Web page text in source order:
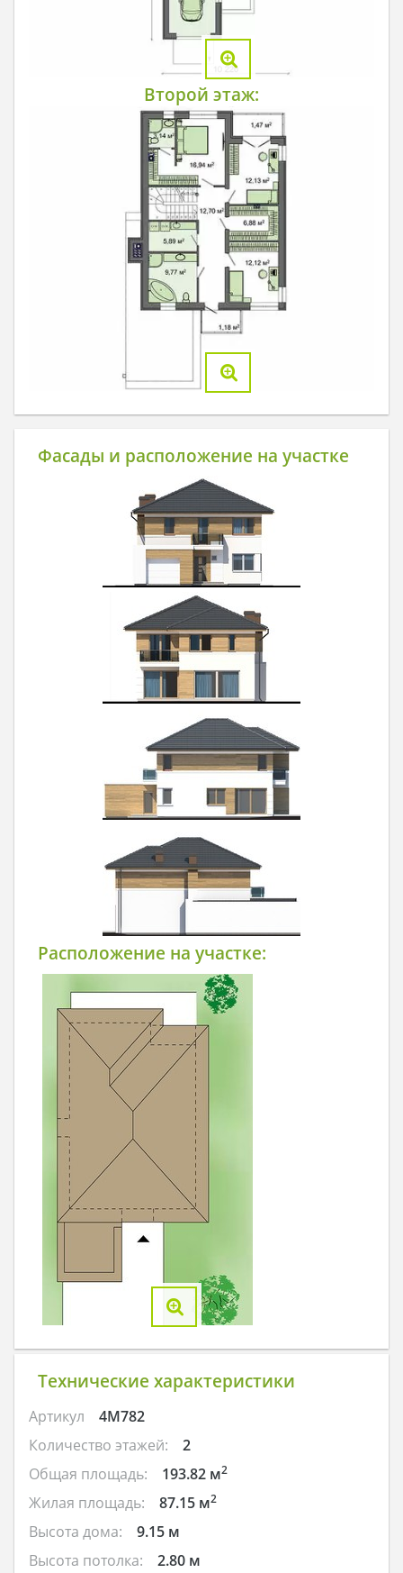
Второй этаж:
Фасады и расположение на участке
Расположение на участке:
Технические характеристики
Артикул
4M782
Количество этажей:
2
Общая площадь:
193.82 м2
Жилая площадь: 87.15 м2
Высота дома:
9.15 м
Высота потолка:
2.80 м